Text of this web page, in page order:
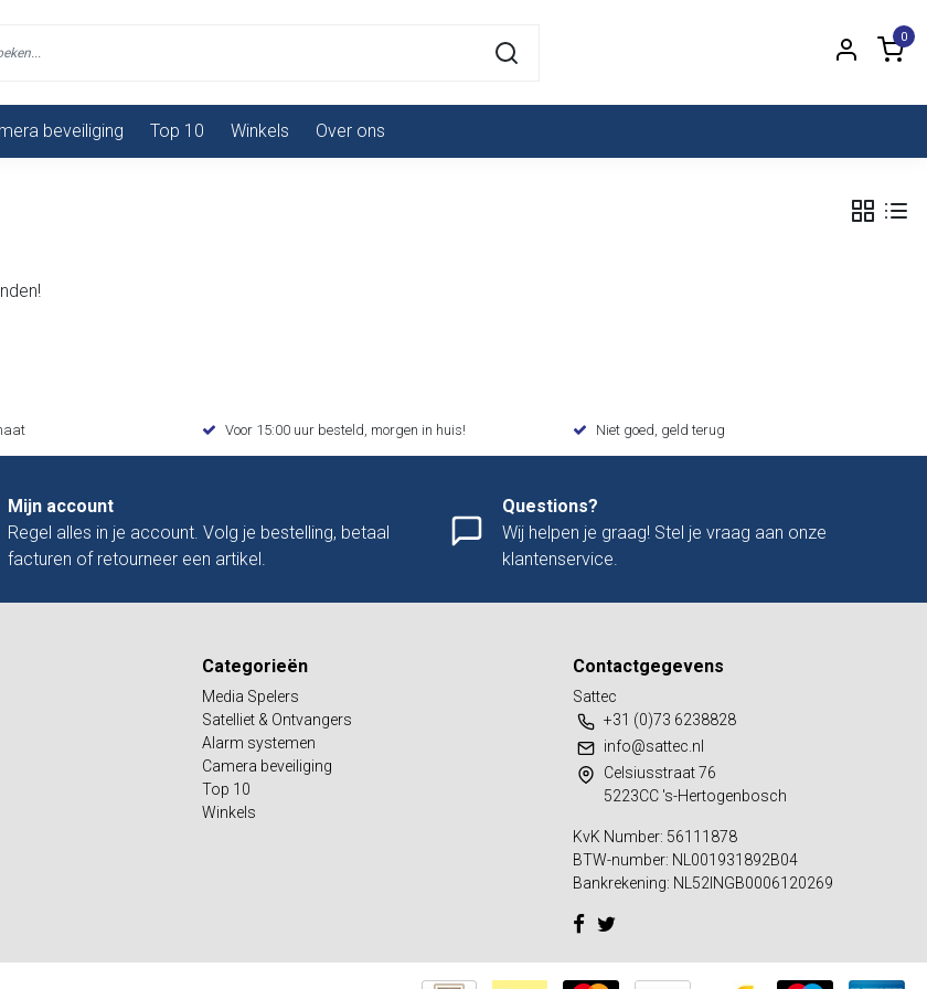
0
beveiliging Top 10 Winkels Over ons
Voor 15:00 uur besteld, morgen in huis! Niet goed, geld terug
Mijn account
Regel alles in je account. Volg je bestelling, betaal
facturen of retourneer een artikel.
Questions?
Wij helpen je graag! Stel je vraag aan onze
klantenservice.
Categorieën
Media Spelers
Satelliet & Ontvangers
Alarm systemen
Camera beveiliging
Top 10
Winkels
Contactgegevens
Sattec
+31 (0)73 6238828
info@sattec.nl
Celsiusstraat 76
5223CC 's-Hertogenbosch
KvK Number: 56111878
BTW-number: NL001931892B04
Bankrekening: NL52INGB0006120269